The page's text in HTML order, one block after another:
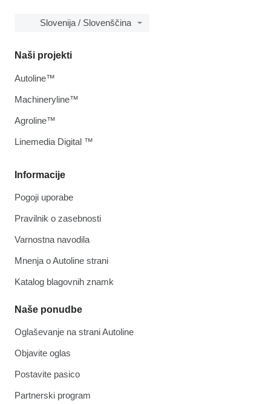
Slovenija / Slovenščina
Informacije
Pogoji uporabe
Pravilnik o zasebnosti
Varnostna navodila
Mnenja o Autoline strani
Katalog blagovnih znamk
Naše ponudbe
Oglaševanje na strani Autoline
Objavite oglas
Postavite pasico
Partnerski program
Naši projekti
Autoline™
Machineryline™
Agroline™
Linemedia Digital ™